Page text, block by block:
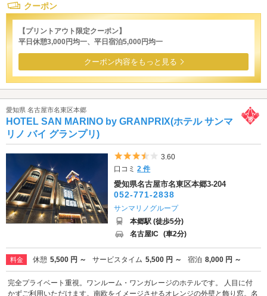
クーポン
【プリントアウト限定クーポン】
平日休憩3,000円均一、平日宿泊5,000円均一
クーポン内容をもっと見る
愛知県 名古屋市名東区本郷
HOTEL SAN MARINO by GRANPRIX(ホテル サンマ
リノ バイ グランプリ)
5つ星のうち3.5
3.60
口コミ2 件
愛知県名古屋市名東区本郷3-204
052-771-2838
サンマリノグループ
本郷駅 (徒歩5分)
名古屋IC (車2分)
料金 休憩 5,500 円 ～ サービスタイム 5,500 円 ～ 宿泊 8,000 円 ～
完全プライベート重視。ワンルーム・ワンガレージのホテルです。 人目に付
かずご利用いただけます。南欧をイメージさせるオレンジの外壁と飾り窓。名